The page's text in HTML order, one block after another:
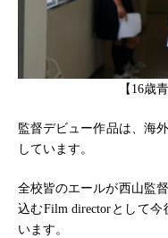
【16歳
監督デビュー作品は、海
しています。
全校皆のエールが西山監
込むFilm directorとして
います。